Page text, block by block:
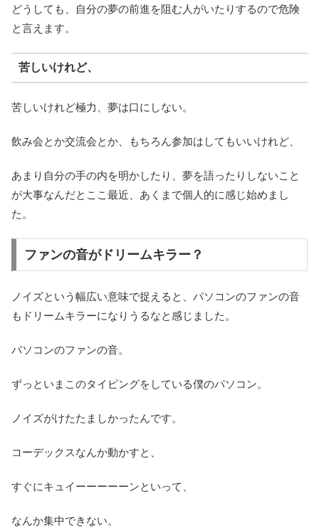
どうしても、自分の夢の前進を阻む人がいたりするので危険
と言えます。
苦しいけれど、
苦しいけれど極力、夢は口にしない。
飲み会とか交流会とか、もちろん参加はしてもいいけれど、
あまり自分の手の内を明かしたり、夢を語ったりしないこと
が大事なんだとここ最近、あくまで個人的に感じ始めまし
た。
ファンの音がドリームキラー？
ノイズという幅広い意味で捉えると、パソコンのファンの音
もドリームキラーになりうるなと感じました。
パソコンのファンの音。
ずっといまこのタイピングをしている僕のパソコン。
ノイズがけたたましかったんです。
コーデックスなんか動かすと、
すぐにキュイーーーーーンといって、
なんか集中できない。